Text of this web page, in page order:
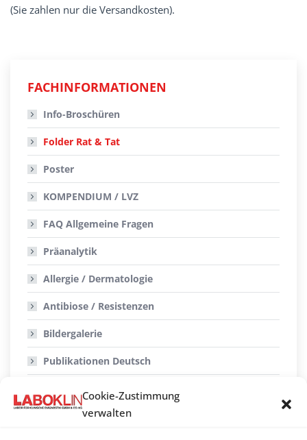
Cookie-Zustimmung
verwalten
(Sie zahlen nur die Versandkosten).
FACHINFORMATIONEN
Info-Broschüren
Folder Rat & Tat
Poster
KOMPENDIUM / LVZ
FAQ Allgemeine Fragen
Präanalytik
Allergie / Dermatologie
Antibiose / Resistenzen
Bildergalerie
Publikationen Deutsch
Publikationen
Bestellungen:Bücher